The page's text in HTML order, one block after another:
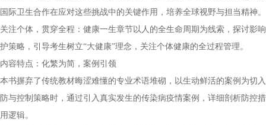
国际卫生合作在应对这些挑战中的关键作用，培养全球视野与担当精神。
关注个体，贯穿全程：健康一生章节以人的全生命周期为线索，探讨影
护策略，引导考生树立“大健康”理念，关注个体健康的全过程管理。
内容特点：化繁为简，案例引领
本书摒弃了传统教材晦涩难懂的专业术语堆砌，以生动鲜活的案例为切
防与控制策略时，通过引入真实发生的传染病疫情案例，详细剖析防控
用逻辑。